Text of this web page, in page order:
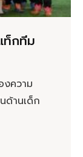
ท็กทีม
งความ
ด้านเด็ก